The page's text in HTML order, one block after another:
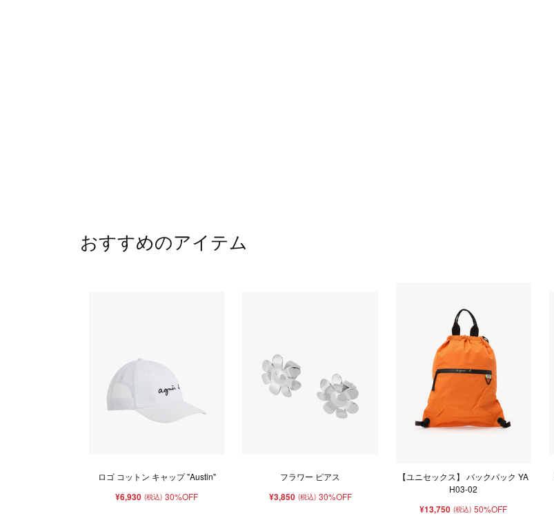
おすすめのアイテム
ロゴ コットン キャップ "Austin"
¥6,930 (税込) 30%OFF
フラワー ピアス
¥3,850 (税込) 30%OFF
【ユニセックス】 バックパック YA
H03-02
¥13,750 (税込) 50%OFF